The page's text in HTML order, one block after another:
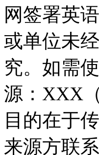
网签署英
或单位未
究。如需
源：XXX
目的在于
来源方联